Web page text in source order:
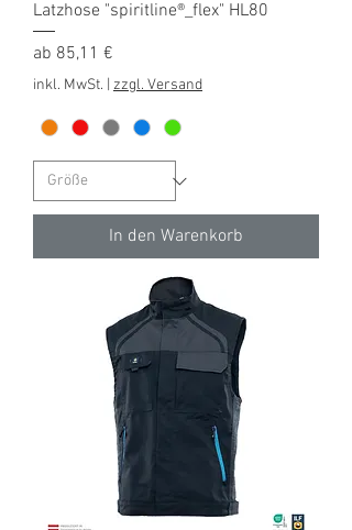
Latzhose "spiritline®_flex" HL80
ab 85,11 €
Sale-Preis
inkl. MwSt. zzgl. Versand
In den Warenkorb